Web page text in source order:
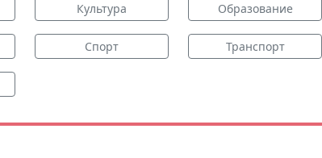
Культура Образование
Спорт Транспорт